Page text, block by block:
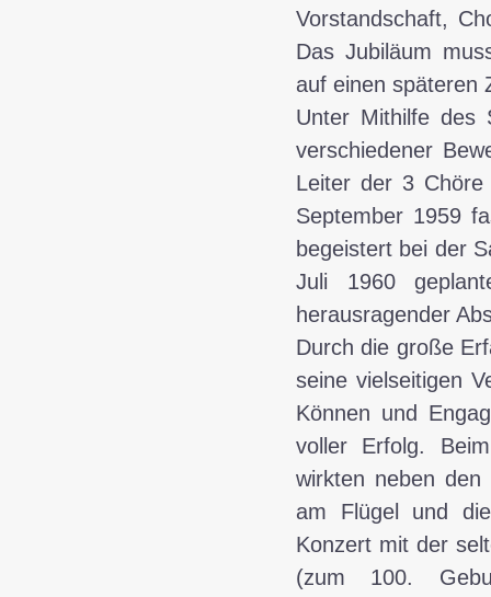
Vorstandschaft,
Das Jubiläum
auf einen späteren
Unter Mithilfe des
verschiedener
Leiter der 3 Chöre
September 1959
begeistert bei der
Juli 1960
herausragender
Durch die große
seine vielseitigen
Können und
voller Erfolg.
wirkten neben
am Flügel und
Konzert mit der
(zum 100.